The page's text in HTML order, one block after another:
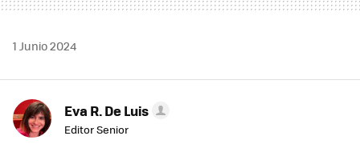
1 Junio 2024
Eva R. De Luis
Editor Senior